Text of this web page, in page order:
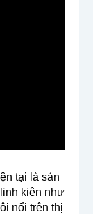
tại là sản
kiện như
nổi trên thị